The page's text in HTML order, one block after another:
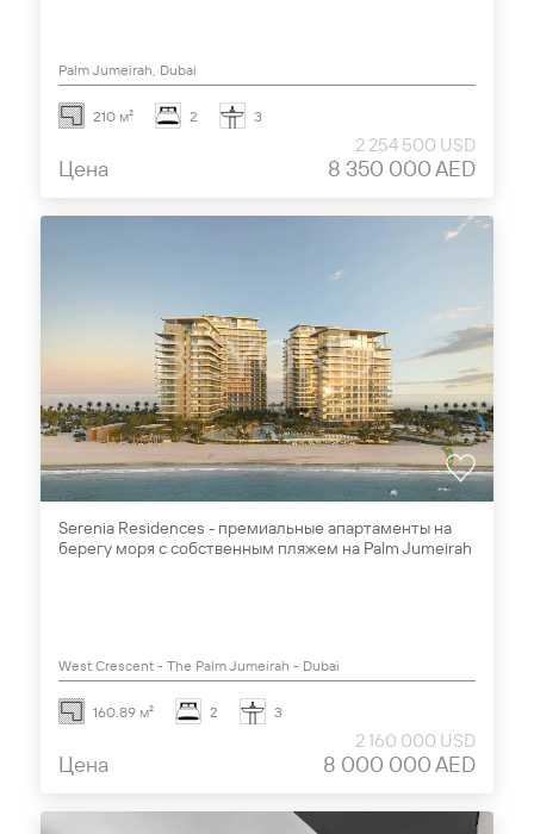
Palm Jumeirah, Dubai
210 м² 2 3
Цена
2 254 500 USD
8 350 000 AED
Serenia Residences - премиальные апартаменты на
берегу моря с собственным пляжем на Palm Jumeirah
West Crescent - The Palm Jumeirah - Dubai
160.89 м² 2 3
Цена
2 160 000 USD
8 000 000 AED